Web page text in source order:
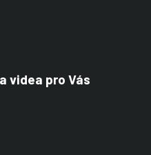
videa pro Vás